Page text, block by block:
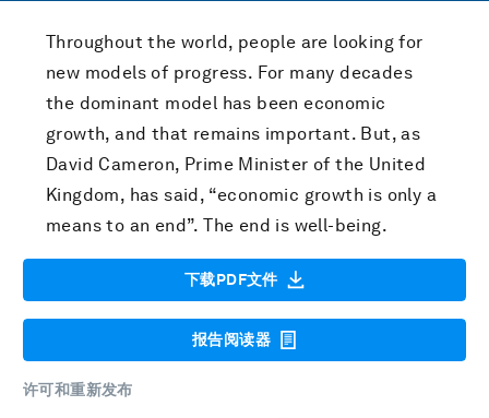
Throughout the world, people are looking for
new models of progress. For many decades
the dominant model has been economic
growth, and that remains important. But, as
David Cameron, Prime Minister of the United
Kingdom, has said, “economic growth is only a
means to an end”. The end is well-being.
下载PDF文件
报告阅读器
许可和重新发布